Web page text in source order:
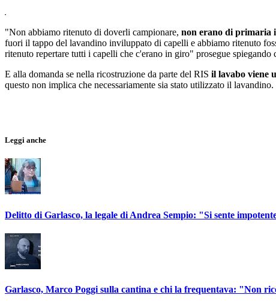
"Non abbiamo ritenuto di doverli campionare, non erano di primaria
fuori il tappo del lavandino inviluppato di capelli e abbiamo ritenuto
ritenuto repertare tutti i capelli che c'erano in giro" prosegue
E alla domanda se nella ricostruzione da parte del RIS il lavabo viene
questo non implica che necessariamente sia stato utilizzato il
Leggi anche
Delitto di Garlasco, la legale di Andrea Sempio: "Si sente
Garlasco, Marco Poggi sulla cantina e chi la frequentava: "Non